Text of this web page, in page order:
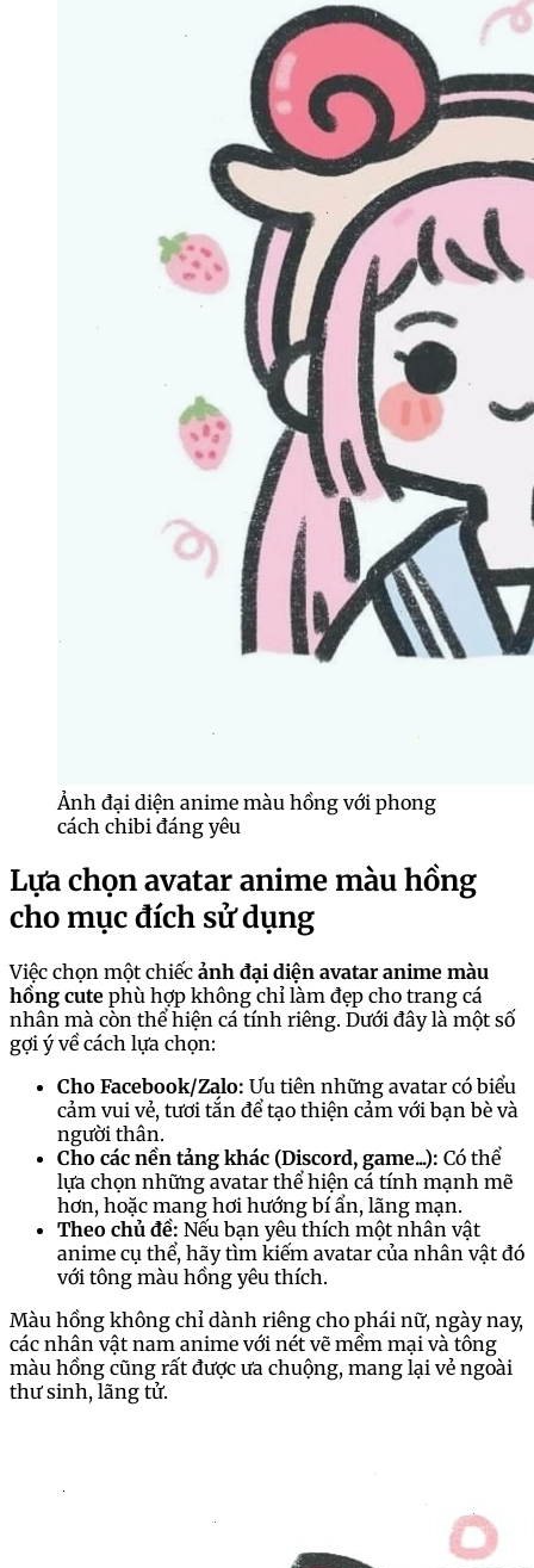
Ảnh đại diện anime màu hồng với phong
cách chibi đáng yêu
Lựa chọn avatar anime màu hồng
cho mục đích sử dụng
Việc chọn một chiếc ảnh đại diện avatar anime màu
hồng cute phù hợp không chỉ làm đẹp cho trang cá
nhân mà còn thể hiện cá tính riêng. Dưới đây là một số
gợi ý về cách lựa chọn:
Cho Facebook/Zalo: Ưu tiên những avatar có biểu
cảm vui vẻ, tươi tắn để tạo thiện cảm với bạn bè và
người thân.
Cho các nền tảng khác (Discord, game...): Có thể
lựa chọn những avatar thể hiện cá tính mạnh mẽ
hơn, hoặc mang hơi hướng bí ẩn, lãng mạn.
Theo chủ đề: Nếu bạn yêu thích một nhân vật
anime cụ thể, hãy tìm kiếm avatar của nhân vật đó
với tông màu hồng yêu thích.
Màu hồng không chỉ dành riêng cho phái nữ, ngày nay,
các nhân vật nam anime với nét vẽ mềm mại và tông
màu hồng cũng rất được ưa chuộng, mang lại vẻ ngoài
thư sinh, lãng tử.